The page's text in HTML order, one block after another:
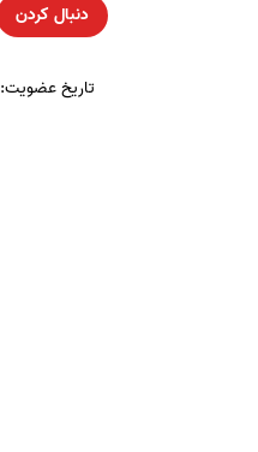
دنبال کردن
تاریخ عضویت: